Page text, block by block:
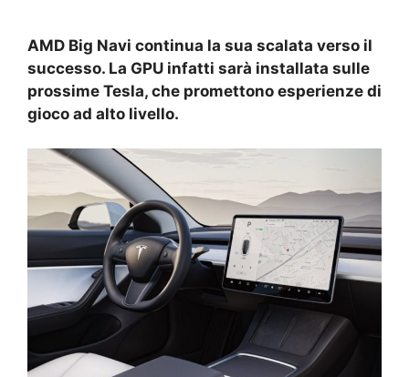
AMD Big Navi continua la sua scalata verso il
successo. La GPU infatti sarà installata sulle
prossime Tesla, che promettono esperienze di
gioco ad alto livello.